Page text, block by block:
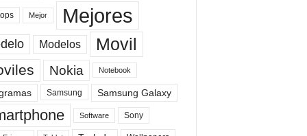
Mejor Mejores
Modelos Movil
Nokia Notebook
Samsung Samsung Galaxy
Software Sony